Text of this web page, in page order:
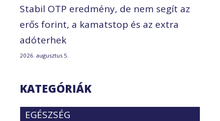
Stabil OTP eredmény, de nem segít az
erős forint, a kamatstop és az extra
adóterhek
2026. augusztus 5.
KATEGÓRIÁK
EGÉSZSÉG